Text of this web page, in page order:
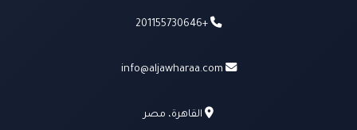
+201155730646
info@aljawharaa.com
القاهرة، مصر